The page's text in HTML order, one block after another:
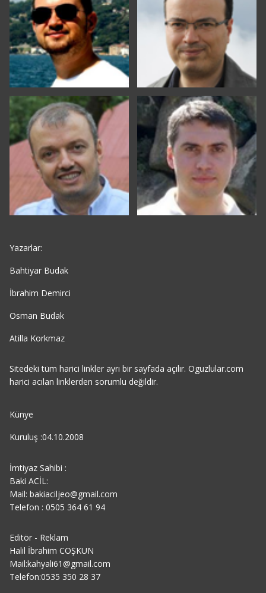
Yazarlar:
Bahtiyar Budak
İbrahim Demirci
Osman Budak
Atilla Korkmaz
Sitedeki tüm harici linkler ayrı bir sayfada açılır. Oguzlular.com
harici acılan linklerden sorumlu değildir.
Künye
Kuruluş :04.10.2008
İmtiyaz Sahibi :
Baki ACİL:
Mail: bakiaciljeo@gmail.com
Telefon : 0505 364 61 94
Editör - Reklam
Halil İbrahim COŞKUN
Mail:kahyali61@gmail.com
Telefon:0535 350 28 37